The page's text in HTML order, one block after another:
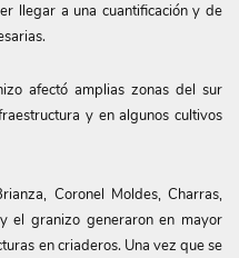
llegar a una cuantificación y de
afectó amplias zonas del sur
y en algunos cultivos
Coronel Moldes, Charras,
el granizo generaron en mayor
en criaderos. Una vez que se